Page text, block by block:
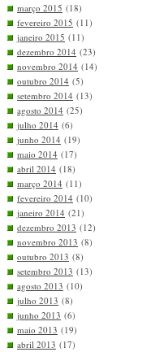
março 2015 (18)
fevereiro 2015 (11)
janeiro 2015 (11)
dezembro 2014 (23)
novembro 2014 (14)
outubro 2014 (5)
setembro 2014 (13)
agosto 2014 (25)
julho 2014 (6)
junho 2014 (19)
maio 2014 (17)
abril 2014 (18)
março 2014 (11)
fevereiro 2014 (10)
janeiro 2014 (21)
dezembro 2013 (12)
novembro 2013 (8)
outubro 2013 (8)
setembro 2013 (13)
agosto 2013 (10)
julho 2013 (8)
junho 2013 (6)
maio 2013 (19)
abril 2013 (17)